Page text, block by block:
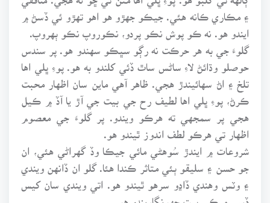
۽ مڪاري ڪانه هئي. جيڪو جهڙو هو اهو تهڙو ئي ڏسڻ ۾
ايندو هو. نه ڪو پوش نڪو پردو، نڪوروپ نڪو ٻهروپ.
گلوءَ جي به هر حرڪت نه رڳو سڀڪو سهندو هو. پر سندس
حوصلو وڌائڻ لاءِ ساڻس ساٿ ڏئي کلندو به هو. پوءِ ڀلي اها
تلخ ۽ اڻ سهائيندڙ هجي. ظاهر آهي ماين سان اظهار محبت
ڪرڻ، پوءِ ڀلي اها لطيف رح جي بيت جي آڙ يا آڏ ۾ ڪيل
هجي پر سمجهي ته هرڪو ويندو. پر گلوءَ جي معصوم
اظهار تي هرڪو لطف اندوز ٿيندو هو.
شروعات ۾ ايندڙ سُوهڻي مائي جيڪا وڏ گهراڻي هئي، ان
جو حسن ۽ سليقو ٻئي متاثر ڪندا هئا. گلو ان ڏانهن ويندي
۽ وٽس وهندي ڏاڍو سرهو ٿيندو هو. اتي ويندي سان کيس
ڏسي مرڪي بيت جهونگاريندو هو،